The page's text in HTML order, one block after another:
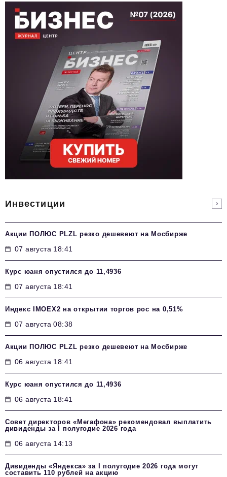
Инвестиции
Акции ПОЛЮС PLZL резко дешевеют на Мосбирже
07 августа 18:41
Курс юаня опустился до 11,4936
07 августа 18:41
Индекс IMOEX2 на открытии торгов рос на 0,51%
07 августа 08:38
Акции ПОЛЮС PLZL резко дешевеют на Мосбирже
06 августа 18:41
Курс юаня опустился до 11,4936
06 августа 18:41
Совет директоров «Мегафона» рекомендовал выплатить
дивиденды за I полугодие 2026 года
06 августа 14:13
Дивиденды «Яндекса» за I полугодие 2026 года могут
составить 110 рублей на акцию